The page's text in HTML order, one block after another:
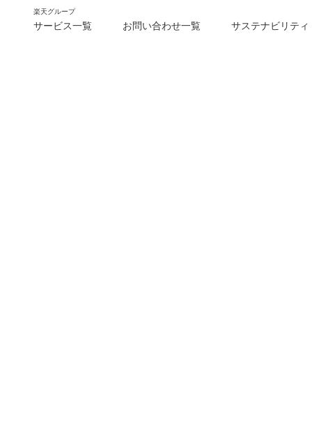
楽天グループ
サービス一覧 お問い合わせ一覧 サステナビリティ